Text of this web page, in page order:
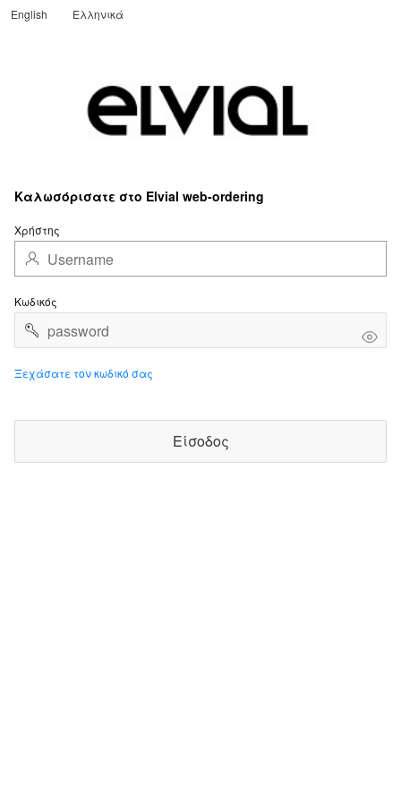
Translate
English Ελληνικά
Καλωσόρισατε στο Elvial web-ordering
Χρήστης
Κωδικός
Ξεχάσατε τον κωδικό σας
Είσοδος